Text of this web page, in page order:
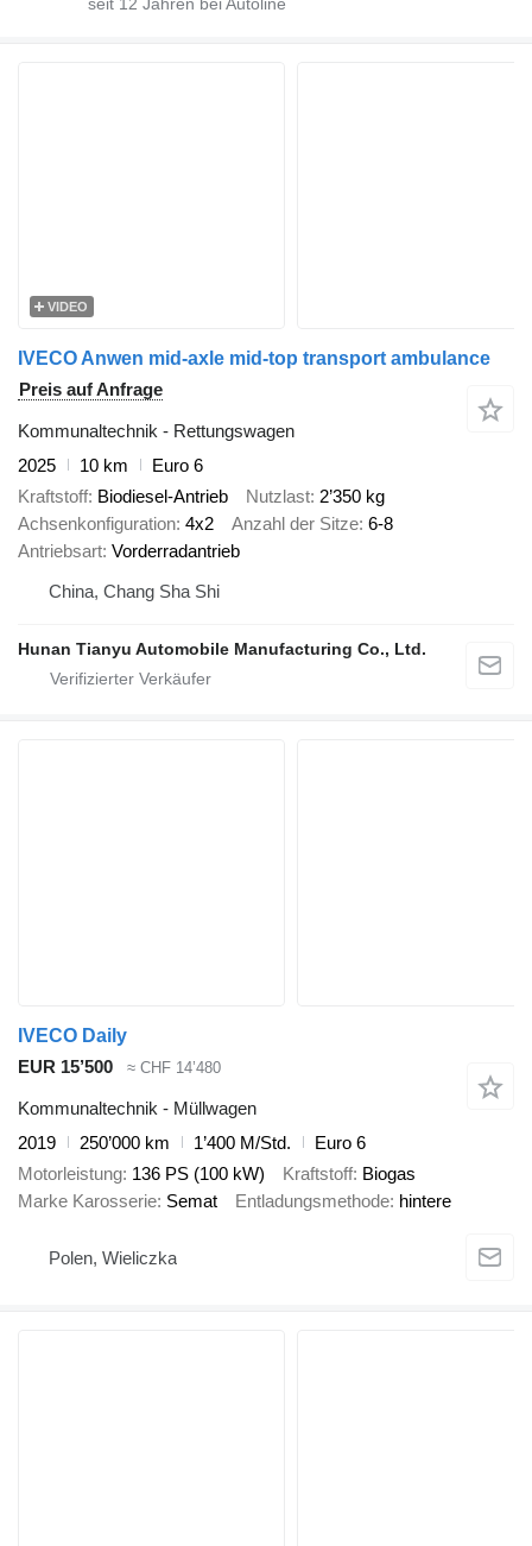
VIDEO
IVECO Anwen mid-axle mid-top transport ambulance
Preis auf Anfrage
Kommunaltechnik - Rettungswagen
2025
10 km
Euro 6
Kraftstoff Biodiesel-Antrieb Nutzlast 2’350 kg
Achsenkonfiguration 4x2 Anzahl der Sitze 6-8
Antriebsart Vorderradantrieb
China, Chang Sha Shi
Hunan Tianyu Automobile Manufacturing Co., Ltd.
IVECO Daily
EUR 15’500
≈ CHF 14’480
Kommunaltechnik - Müllwagen
2019
250’000 km 1’400 M/Std.
Euro 6
Motorleistung 136 PS (100 kW) Kraftstoff Biogas
Marke Karosserie Semat Entladungsmethode hintere
Polen, Wieliczka